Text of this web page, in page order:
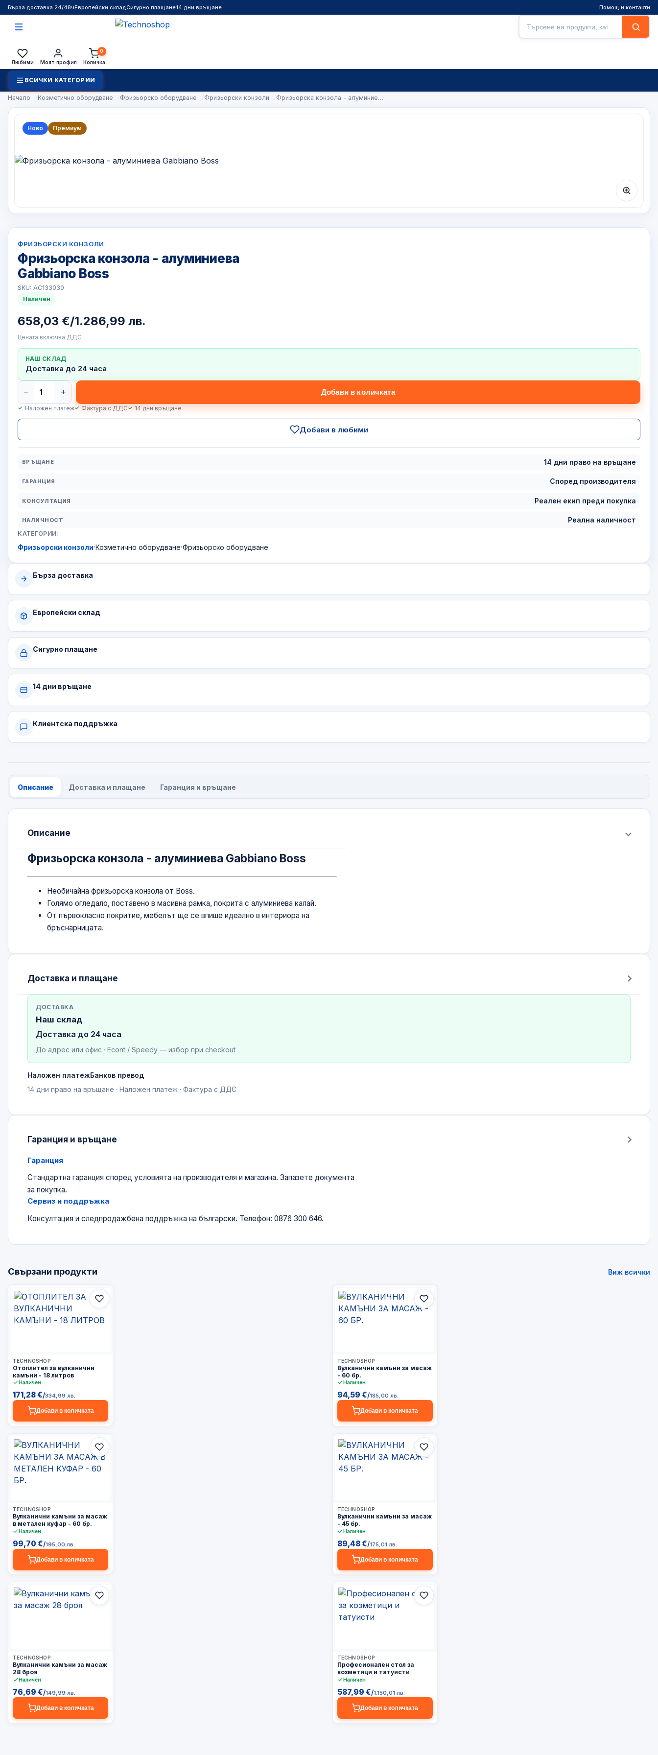
Бърза доставка 24/48чЕвропейски складСигурно плащане14 дни връщане Помощ и контакти
Търси
Любими Моят профил Количка
0
ВСИЧКИ КАТЕГОРИИ
Начало Козметично оборудване Фризьорско оборудване Фризьорски конзоли Фризьорска конзола - алуминие…
Ново Премиум
ФРИЗЬОРСКИ КОНЗОЛИ
Фризьорска конзола - алуминиева
Gabbiano Boss
SKU: AC133030
Наличен
658,03 €/1.286,99 лв.
Цената включва ДДС
НАШ СКЛАД
Доставка до 24 часа
− + Добави в количката
Наложен платеж Фактура с ДДС 14 дни връщане
Добави в любими
ВРЪЩАНЕ 14 дни право на връщане
ГАРАНЦИЯ Според производителя
КОНСУЛТАЦИЯ Реален екип преди покупка
НАЛИЧНОСТ Реална наличност
КАТЕГОРИИ:
Фризьорски конзоли·Козметично оборудване·Фризьорско оборудване
Бърза доставка
Европейски склад
Сигурно плащане
14 дни връщане
Клиентска поддръжка
Описание Доставка и плащане Гаранция и връщане
Описание
Фризьорска конзола - алуминиева Gabbiano Boss
Необичайна фризьорска конзола от Boss.
Голямо огледало, поставено в масивна рамка, покрита с алуминиева калай.
От първокласно покритие, мебелът ще се впише идеално в интериора на
бръснарницата.
Доставка и плащане
ДОСТАВКА
Наш склад
Доставка до 24 часа
До адрес или офис · Econt / Speedy — избор при checkout
Наложен платежБанков превод
14 дни право на връщане · Наложен платеж · Фактура с ДДС
Гаранция и връщане
Гаранция
Стандартна гаранция според условията на производителя и магазина. Запазете документа
за покупка.
Сервиз и поддръжка
Консултация и следпродажбена поддръжка на български. Телефон: 0876 300 646.
Свързани продукти Виж всички
3–5 дни
TECHNOSHOP
Отоплител за вулканични
камъни - 18 литров
Наличен
171,28 €/334,99 лв.
Добави в количката
3–5 дни
TECHNOSHOP
Вулканични камъни за масаж
- 60 бр.
Наличен
94,59 €/185,00 лв.
Добави в количката
3–5 дни
TECHNOSHOP
Вулканични камъни за масаж
в метален куфар - 60 бр.
Наличен
99,70 €/195,00 лв.
Добави в количката
3–5 дни
TECHNOSHOP
Вулканични камъни за масаж
- 45 бр.
Наличен
89,48 €/175,01 лв.
Добави в количката
3–5 дни
TECHNOSHOP
Вулканични камъни за масаж
28 броя
Наличен
76,69 €/149,99 лв.
Добави в количката
3–5 дни
TECHNOSHOP
Професионален стол за
козметици и татуисти
Наличен
587,99 €/1.150,01 лв.
Добави в количката